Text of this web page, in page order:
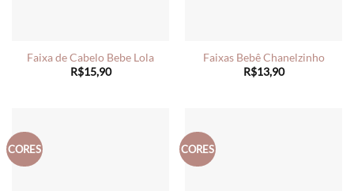
Faixa de Cabelo Bebe Lola
R$15,90
Faixas Bebê Chanelzinho
R$13,90
CORES CORES